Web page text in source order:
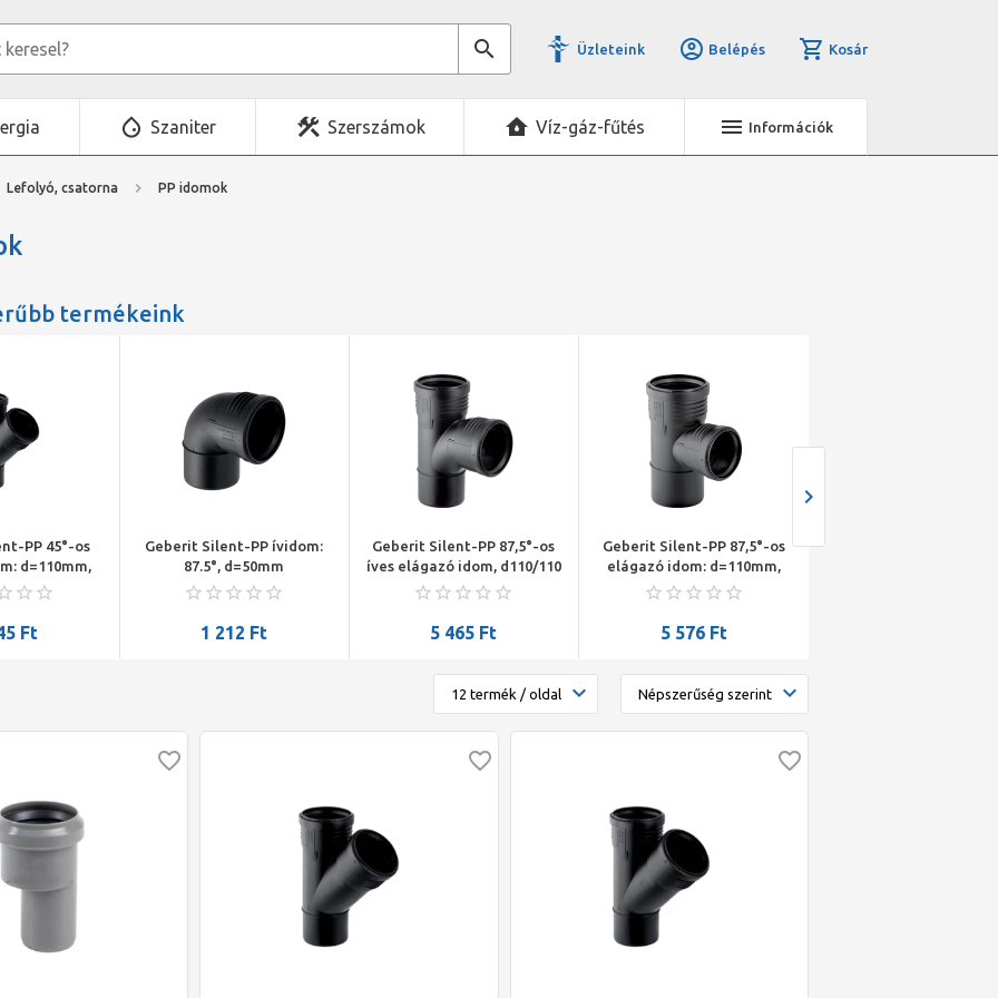
Üzleteink Belépés Kosár
Szaniter Szerszámok Víz-gáz-fűtés Információk
Lefolyó, csatorna PP idomok
termékeink
PP 45°-os
d=110mm,
Ft
Geberit Silent-PP ívidom:
87.5°, d=50mm
1 212 Ft
Geberit Silent-PP 87,5°-os
íves elágazó idom, d110/110
5 465 Ft
Geberit Silent-PP 87,5°-os
elágazó idom: d=110mm,
d1=50mm
5 576 Ft